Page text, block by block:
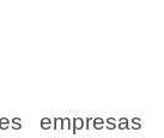
empresas